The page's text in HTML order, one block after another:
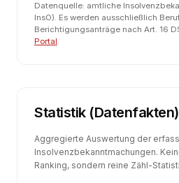
Datenquelle: amtliche
InsO). Es werden ausschließlich
Berichtigungsanträge nach Art. 16
Portal.
Statistik (Datenfakten)
Aggregierte Auswertung der
Insolvenzbekanntmachungen.
Ranking, sondern reine Zähl-